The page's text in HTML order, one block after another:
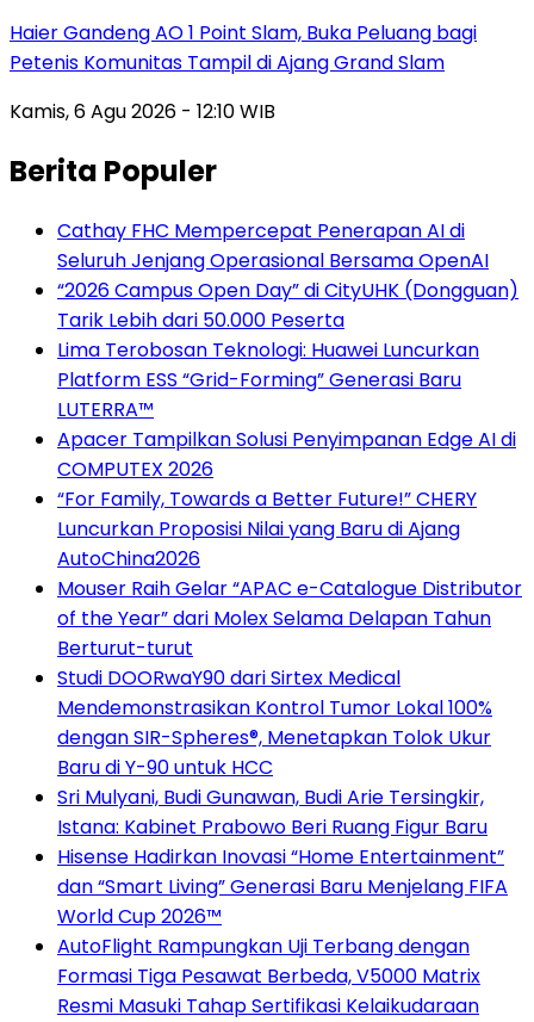
Haier Gandeng AO 1 Point Slam, Buka Peluang bagi
Petenis Komunitas Tampil di Ajang Grand Slam
Kamis, 6 Agu 2026 - 12:10 WIB
Berita Populer
Cathay FHC Mempercepat Penerapan AI di
Seluruh Jenjang Operasional Bersama OpenAI
“2026 Campus Open Day” di CityUHK (Dongguan)
Tarik Lebih dari 50.000 Peserta
Lima Terobosan Teknologi: Huawei Luncurkan
Platform ESS “Grid-Forming” Generasi Baru
LUTERRA™
Apacer Tampilkan Solusi Penyimpanan Edge AI di
COMPUTEX 2026
“For Family, Towards a Better Future!” CHERY
Luncurkan Proposisi Nilai yang Baru di Ajang
AutoChina2026
Mouser Raih Gelar “APAC e-Catalogue Distributor
of the Year” dari Molex Selama Delapan Tahun
Berturut-turut
Studi DOORwaY90 dari Sirtex Medical
Mendemonstrasikan Kontrol Tumor Lokal 100%
dengan SIR-Spheres®, Menetapkan Tolok Ukur
Baru di Y-90 untuk HCC
Sri Mulyani, Budi Gunawan, Budi Arie Tersingkir,
Istana: Kabinet Prabowo Beri Ruang Figur Baru
Hisense Hadirkan Inovasi “Home Entertainment”
dan “Smart Living” Generasi Baru Menjelang FIFA
World Cup 2026™
AutoFlight Rampungkan Uji Terbang dengan
Formasi Tiga Pesawat Berbeda, V5000 Matrix
Resmi Masuki Tahap Sertifikasi Kelaikudaraan